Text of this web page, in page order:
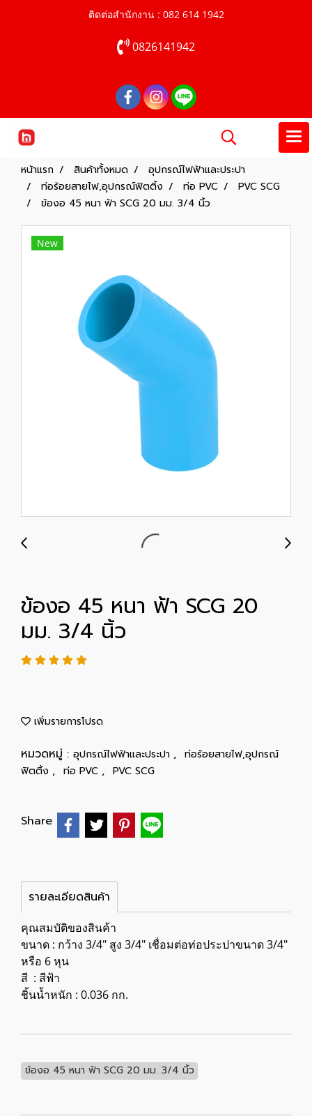
ติดต่อสำนักงาน : 082 614 1942
0826141942
หน้าแรก สินค้าทั้งหมด
อุปกรณ์ไฟฟ้าและประปา
ท่อร้อยสายไฟ,อุปกรณ์ฟิตติ้ง
ท่อ PVC
PVC SCG
ข้องอ 45 หนา ฟ้า SCG 20 มม. 3/4 นิ้ว
New
ข้องอ 45 หนา ฟ้า SCG 20
มม. 3/4 นิ้ว
เพิ่มรายการโปรด
หมวดหมู่ : อุปกรณ์ไฟฟ้าและประปา , ท่อร้อยสายไฟ,อุปกรณ์
ฟิตติ้ง , ท่อ PVC , PVC SCG
Share
รายละเอียดสินค้า
คุณสมบัติของสินค้า
ขนาด : กว้าง 3/4" สูง 3/4" เชื่อมต่อท่อประปาขนาด 3/4"
หรือ 6 หุน
สี : สีฟ้า
ชิ้นน้ำหนัก : 0.036 กก.
ข้องอ 45 หนา ฟ้า SCG 20 มม. 3/4 นิ้ว